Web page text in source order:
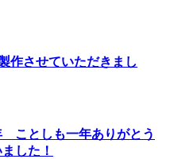
作させていただきまし
ことしも一年ありがとう
した！